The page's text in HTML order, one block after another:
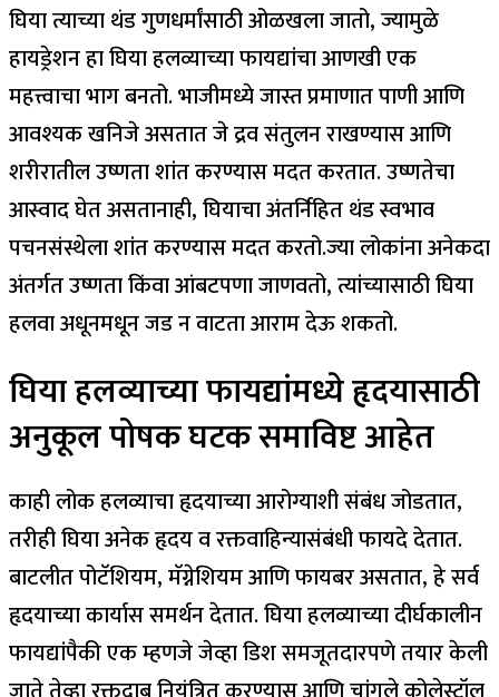
घिया त्याच्या थंड गुणधर्मांसाठी ओळखला जातो, ज्यामुळे
हायड्रेशन हा घिया हलव्याच्या फायद्यांचा आणखी एक
महत्त्वाचा भाग बनतो. भाजीमध्ये जास्त प्रमाणात पाणी आणि
आवश्यक खनिजे असतात जे द्रव संतुलन राखण्यास आणि
शरीरातील उष्णता शांत करण्यास मदत करतात. उष्णतेचा
आस्वाद घेत असतानाही, घियाचा अंतर्निहित थंड स्वभाव
पचनसंस्थेला शांत करण्यास मदत करतो.ज्या लोकांना अनेकदा
अंतर्गत उष्णता किंवा आंबटपणा जाणवतो, त्यांच्यासाठी घिया
हलवा अधूनमधून जड न वाटता आराम देऊ शकतो.
घिया हलव्याच्या फायद्यांमध्ये हृदयासाठी
अनुकूल पोषक घटक समाविष्ट आहेत
काही लोक हलव्याचा हृदयाच्या आरोग्याशी संबंध जोडतात,
तरीही घिया अनेक हृदय व रक्तवाहिन्यासंबंधी फायदे देतात.
बाटलीत पोटॅशियम, मॅग्नेशियम आणि फायबर असतात, हे सर्व
हृदयाच्या कार्यास समर्थन देतात. घिया हलव्याच्या दीर्घकालीन
फायद्यांपैकी एक म्हणजे जेव्हा डिश समजूतदारपणे तयार केली